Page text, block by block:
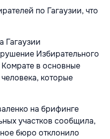
по Гагаузии, что
Гагаузии
Избирательного
Комрате в основные
которые
на брифинге
участков сообщила,
бюро отклонило